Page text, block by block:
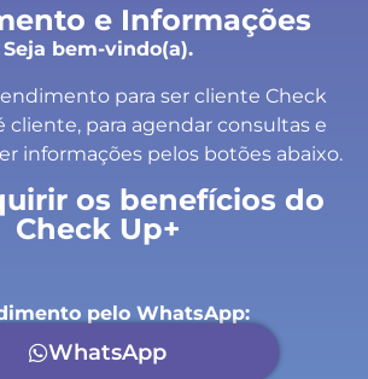
e Informações
Seja bem-vindo(a).
para ser cliente Check
cliente, para agendar consultas e
informações pelos botões abaixo.
os benefícios do
Check Up+
pelo WhatsApp:
WhatsApp